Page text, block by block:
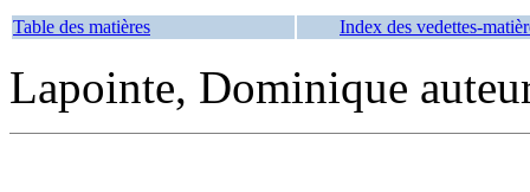
Table des matières Index des vedettes-
Lapointe, Dominique